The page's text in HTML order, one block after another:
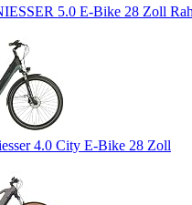
5.0 E-Bike 28 Zoll
4.0 City E-Bike 28 Zoll